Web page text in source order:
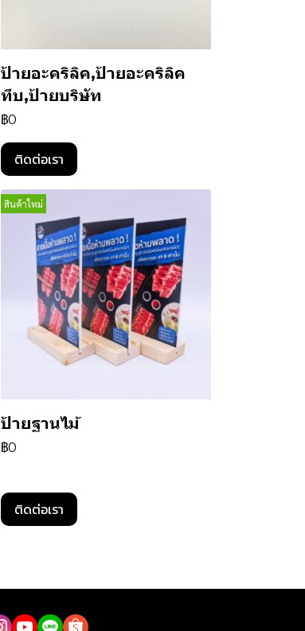
ป้ายอะคริลิค,ป้ายอะคริลิค
ทึบ,ป้ายบริษัท
฿0
ติดต่อเรา
สินค้าใหม่
ป้ายฐานไม้
฿0
ติดต่อเรา